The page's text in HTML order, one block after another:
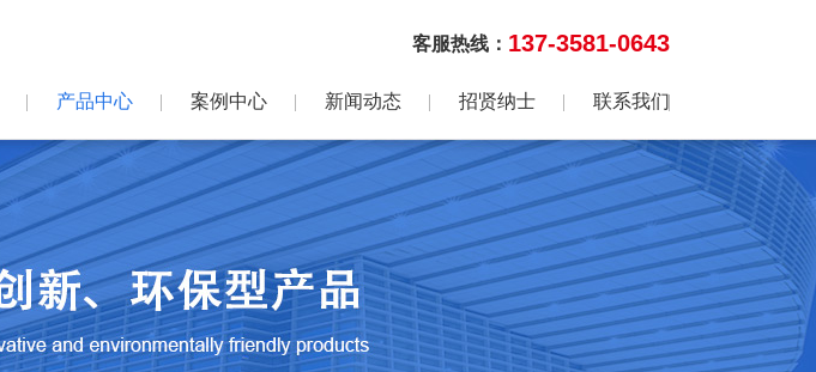
客服热线： 137-3581-0643
产品中心 案例中心 新闻动态 招贤纳士 联系我们